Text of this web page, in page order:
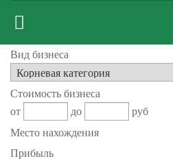
Меню
сайта
Вид бизнеса
Стоимость бизнеса
от
до
руб
Место нахождения
Прибыль